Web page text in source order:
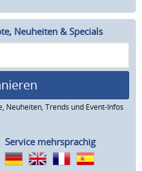
Neuheiten & Specials
Neuheiten, Trends und Event-Infos
Service mehrsprachig